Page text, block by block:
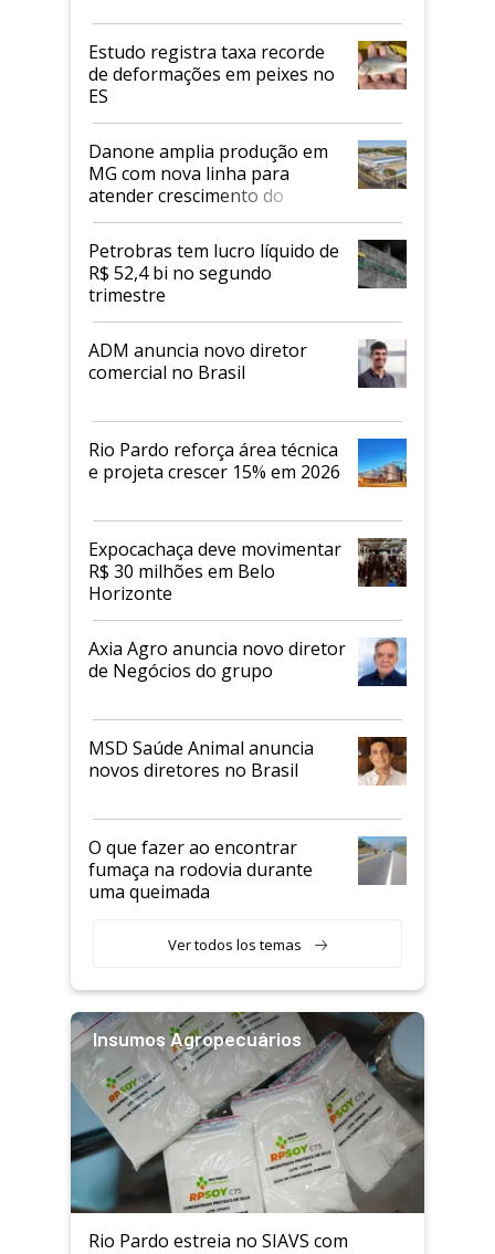
Estudo registra taxa recorde
de deformações em peixes no
ES
Danone amplia produção em
MG com nova linha para
atender crescimento do
mercado de alimentos
proteicos
Petrobras tem lucro líquido de
R$ 52,4 bi no segundo
trimestre
ADM anuncia novo diretor
comercial no Brasil
Rio Pardo reforça área técnica
e projeta crescer 15% em 2026
Expocachaça deve movimentar
R$ 30 milhões em Belo
Horizonte
Axia Agro anuncia novo diretor
de Negócios do grupo
MSD Saúde Animal anuncia
novos diretores no Brasil
O que fazer ao encontrar
fumaça na rodovia durante
uma queimada
Ver todos los temas
Insumos Agropecuários
Rio Pardo estreia no SIAVS com